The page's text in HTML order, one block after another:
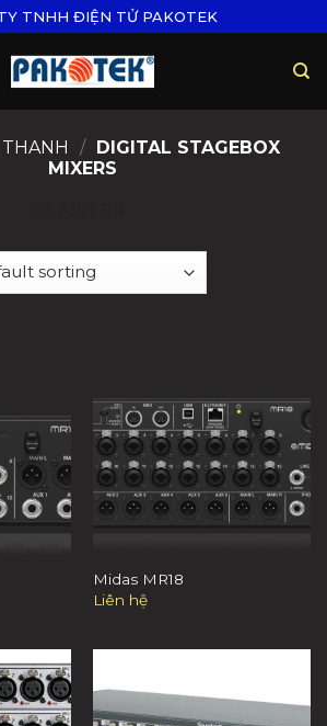
TNHH ĐIỆN TỬ PAKOTEK
/ DIGITAL STAGEBOX
MIXERS
Midas MR18
Liên hệ